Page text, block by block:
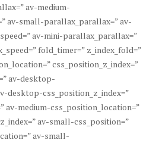
av-medium-
av-small-parallax_parallax=” av-
av-mini-parallax_parallax=”
fold_timer=” z_index_fold=”
css_position_z_index=”
av-desktop-
desktop-css_position_z_index=”
av-medium-css_position_location=”
av-small-css_position=”
av-small-